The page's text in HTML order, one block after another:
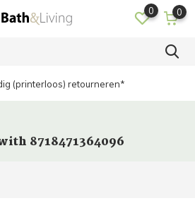
0 0
(printerloos) retourneren*
8718471364096